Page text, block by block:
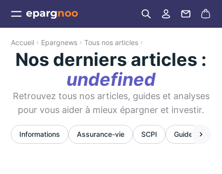
Accueil Epargnews Tous nos articles
Nos derniers articles :
undefined
Retrouvez tous nos articles, guides et analyses
pour vous aider à mieux épargner et investir.
Informations Assurance-vie SCPI Guide